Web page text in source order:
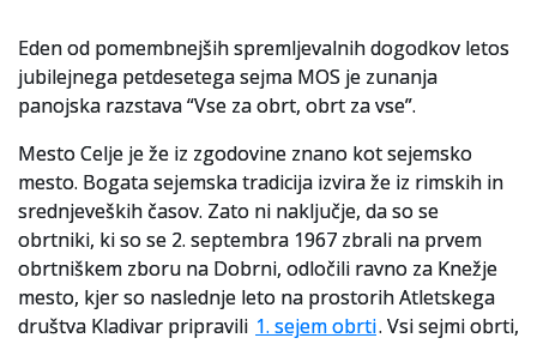
VAČ – VIRTUALNA ARHIVSKA ČITALNICA
Za ustvarjalce
Strokovna usposabljanja za uslužbence
Gradivo
Register ustvarjalcev
Arhivske škatle
Eden od pomembnejših spremljevalnih dogodkov letos
jubilejnega petdesetega sejma MOS je zunanja
panojska razstava “Vse za obrt, obrt za vse”.
Mesto Celje je že iz zgodovine znano kot sejemsko
mesto. Bogata sejemska tradicija izvira že iz rimskih in
srednjeveških časov. Zato ni naključje, da so se
obrtniki, ki so se 2. septembra 1967 zbrali na prvem
obrtniškem zboru na Dobrni, odločili ravno za Knežje
mesto, kjer so naslednje leto na prostorih Atletskega
društva Kladivar pripravili 1. sejem obrti. Vsi sejmi obrti,